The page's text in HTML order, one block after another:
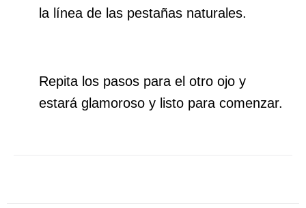
la línea de las pestañas naturales.
Repita los pasos para el otro ojo y
estará glamoroso y listo para comenzar.